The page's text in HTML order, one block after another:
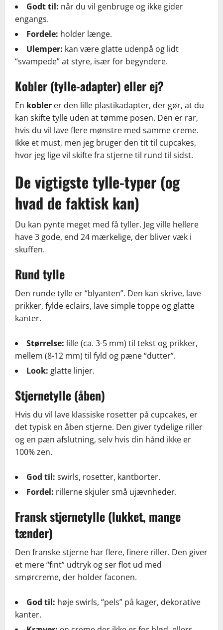
Godt til: når du vil genbruge og ikke gider
engangs.
Fordele: holder længe.
Ulemper: kan være glatte udenpå og lidt
“svampede” at styre, især for begyndere.
Kobler (tylle-adapter) eller ej?
En kobler er den lille plastikadapter, der gør, at du
kan skifte tylle uden at tømme posen. Den er rar,
hvis du vil lave flere mønstre med samme creme.
Ikke et must, men jeg bruger den tit til cupcakes,
hvor jeg lige vil skifte fra stjerne til rund til sidst.
De vigtigste tylle-typer (og
hvad de faktisk kan)
Du kan pynte meget med få tyller. Jeg ville hellere
have 3 gode, end 24 mærkelige, der bliver væk i
skuffen.
Rund tylle
Den runde tylle er “blyanten”. Den kan skrive, lave
prikker, fylde eclairs, lave simple toppe og glatte
kanter.
Størrelse: lille (ca. 3-5 mm) til tekst og prikker,
mellem (8-12 mm) til fyld og pæne “dutter”.
Look: glatte linjer.
Stjernetylle (åben)
Hvis du vil lave klassiske rosetter på cupcakes, er
det typisk en åben stjerne. Den giver tydelige riller
og en pæn afslutning, selv hvis din hånd ikke er
100% zen.
God til: swirls, rosetter, kantborter.
Fordel: rillerne skjuler små ujævnheder.
Fransk stjernetylle (lukket, mange
tænder)
Den franske stjerne har flere, finere riller. Den giver
et mere “fint” udtryk og ser flot ud med
smørcreme, der holder faconen.
God til: høje swirls, “pels” på kager, dekorative
kanter.